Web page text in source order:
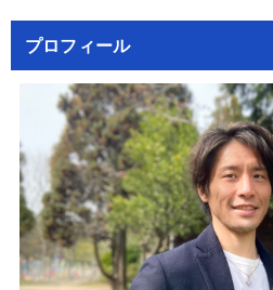
プロフィール